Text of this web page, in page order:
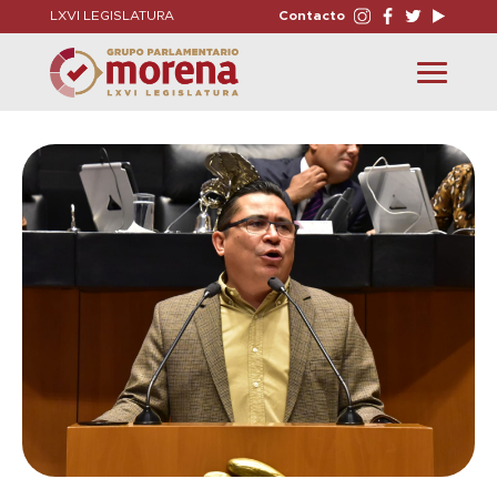
LXVI LEGISLATURA Contacto
Toggle
navigation